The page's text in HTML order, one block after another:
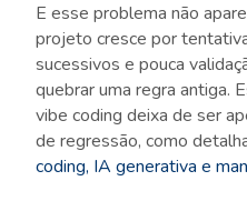
E esse problema não
projeto cresce por
sucessivos e pouca
quebrar uma regra antiga.
vibe coding deixa de ser
de regressão, como
coding, IA generativa e